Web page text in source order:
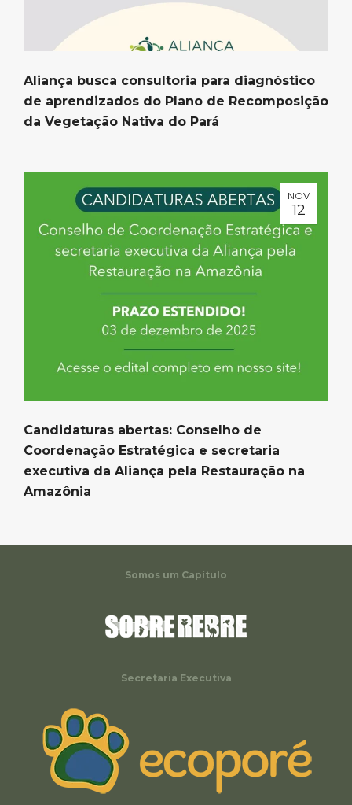
Aliança busca consultoria para diagnóstico
de aprendizados do Plano de Recomposição
da Vegetação Nativa do Pará
NOV
12
Candidaturas abertas: Conselho de
Coordenação Estratégica e secretaria
executiva da Aliança pela Restauração na
Amazônia
Somos um Capítulo
Secretaria Executiva